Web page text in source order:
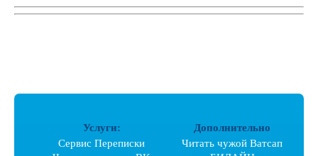
Услуги:
Сервис Переписки
Дополнительно
Читать чужой Ватсап